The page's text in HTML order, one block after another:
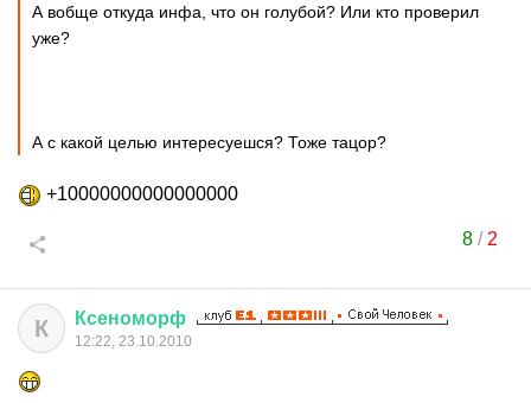
А вобще откуда инфа, что он голубой? Или кто проверил
уже?
А с какой целью интересуешся? Тоже тацор?
+10000000000000000
8/ 2
К Ксеноморф
12:22, 23.10.2010